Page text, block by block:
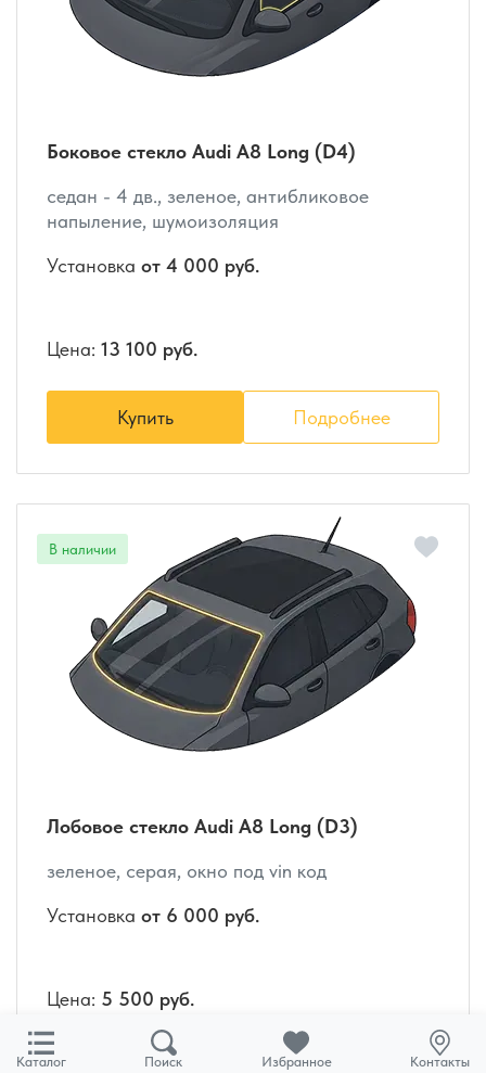
Каталог Поиск Избранное Контакты
Боковое стекло Audi A8 Long (D4)
седан - 4 дв., зеленое, антибликовое
напыление, шумоизоляция
Установка от 4 000 руб.
Цена: 13 100 руб.
Купить Подробнее
Лобовое стекло Audi A8 Long (D3)
зеленое, серая, окно под vin код
Установка от 6 000 руб.
Цена: 5 500 руб.
Купить Подробнее